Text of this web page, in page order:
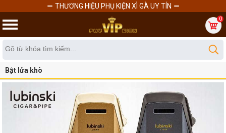
0
Bật lửa khò
THƯƠNG HIỆU PHỤ KIỆN XÌ GÀ UY TÍN